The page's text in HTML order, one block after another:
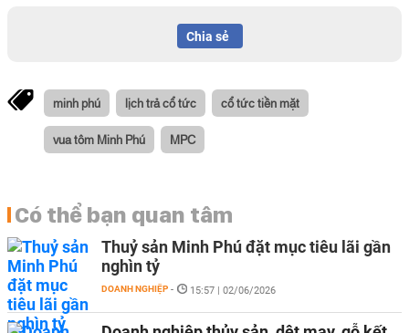
Chia sẻ
minh phú lịch trả cổ tức cổ tức tiền mặt
vua tôm Minh Phú MPC
Có thể bạn quan tâm
Thuỷ sản Minh Phú đặt mục tiêu lãi gần
nghìn tỷ
DOANH NGHIỆP - 15:57 | 02/06/2026